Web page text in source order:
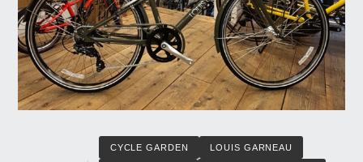
CYCLE GARDEN LOUIS GARNEAU